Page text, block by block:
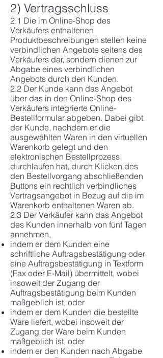
2) Vertragsschluss
2.1 Die im Online-Shop des
Verkäufers enthaltenen
Produktbeschreibungen stellen keine
verbindlichen Angebote seitens des
Verkäufers dar, sondern dienen zur
Abgabe eines verbindlichen
Angebots durch den Kunden.
2.2 Der Kunde kann das Angebot
über das in den Online-Shop des
Verkäufers integrierte Online-
Bestellformular abgeben. Dabei gibt
der Kunde, nachdem er die
ausgewählten Waren in den virtuellen
Warenkorb gelegt und den
elektronischen Bestellprozess
durchlaufen hat, durch Klicken des
den Bestellvorgang abschließenden
Buttons ein rechtlich verbindliches
Vertragsangebot in Bezug auf die im
Warenkorb enthaltenen Waren ab.
2.3 Der Verkäufer kann das Angebot
des Kunden innerhalb von fünf Tagen
annehmen,
indem er dem Kunden eine
schriftliche Auftragsbestätigung oder
eine Auftragsbestätigung in Textform
(Fax oder E-Mail) übermittelt, wobei
insoweit der Zugang der
Auftragsbestätigung beim Kunden
maßgeblich ist, oder
indem er dem Kunden die bestellte
Ware liefert, wobei insoweit der
Zugang der Ware beim Kunden
maßgeblich ist, oder
indem er den Kunden nach Abgabe